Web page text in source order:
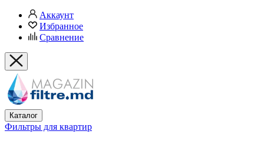
Аккаунт
Избранное
Сравнение
Каталог
Фильтры для квартир